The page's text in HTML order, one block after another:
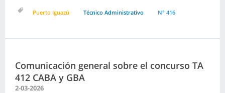
Puerto Iguazú Técnico Administrativo N° 416
Comunicación general sobre el concurso TA
412 CABA y GBA
2-03-2026